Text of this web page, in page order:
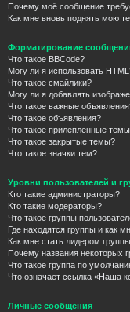
Почему моё сообщение
Как мне вновь поднять мою
Форматирование
Что такое BBCode?
Могу ли я использовать
Что такое смайлики?
Могу ли я добавлять
Что такое важные
Что такое объявления?
Что такое прилепленные
Что такое закрытые темы?
Что такое значки тем?
Уровни пользователей и
Кто такие администраторы?
Кто такие модераторы?
Что такое группы
Где находятся группы и как
Как мне стать лидером
Почему названия некоторых
Что такое группа по
Что означает ссылка «Наша
Личные сообщения